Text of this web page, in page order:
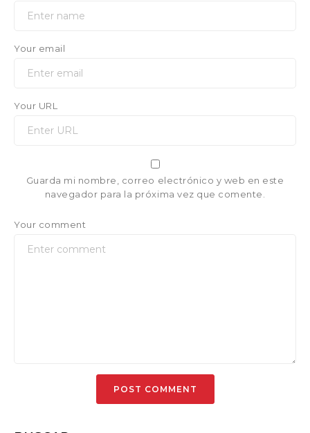
Your email
Your URL
Guarda mi nombre, correo electrónico y web en este
navegador para la próxima vez que comente.
Your comment